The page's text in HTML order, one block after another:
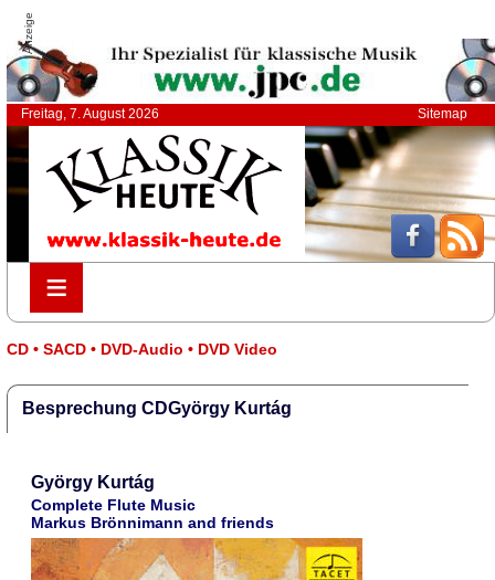
Anzeige
Freitag, 7. August 2026 Sitemap
≡
≡
CD • SACD • DVD-Audio • DVD Video
Besprechung CDGyörgy Kurtág
György Kurtág
Complete Flute Music
Markus Brönnimann and friends